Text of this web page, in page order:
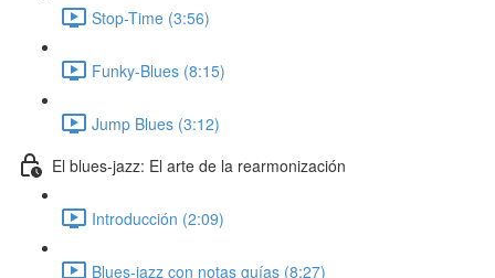
Stop-Time (3:56)
Funky-Blues (8:15)
Jump Blues (3:12)
El blues-jazz: El arte de la rearmonización
Introducción (2:09)
Blues-jazz con notas guías (8:27)